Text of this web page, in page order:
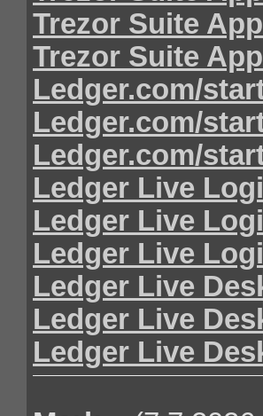
Trezor Suite App
Trezor Suite App
Ledger.com/
Ledger.com/
Ledger.com/
Ledger Live
Ledger Live
Ledger Live
Ledger Live
Ledger Live
Ledger Live